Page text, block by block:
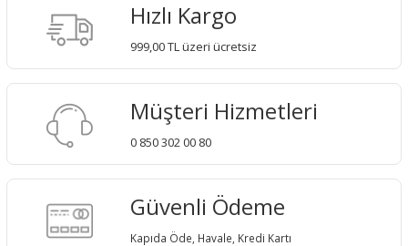
Hızlı Kargo
999,00 TL üzeri ücretsiz
Müşteri Hizmetleri
0 850 302 00 80
Güvenli Ödeme
Kapıda Öde, Havale, Kredi Kartı